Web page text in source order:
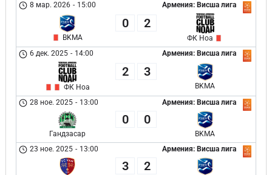
Армения: Висша лига
8 мар. 2026 - 15:00
BKMA
0 2
ФК Ноа
Армения: Висша лига
6 дек. 2025 - 14:00
ФК Ноа
2 3
BKMA
Армения: Висша лига
28 ное. 2025 - 13:00
Гандзасар
0 0
BKMA
Армения: Висша лига
23 ное. 2025 - 13:00
3 2